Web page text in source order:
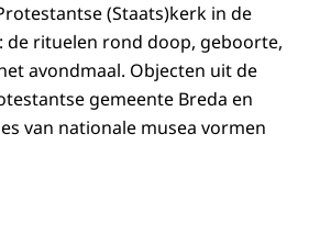
(Staats)kerk in de
de rituelen rond doop, geboorte,
avondmaal. Objecten uit de
gemeente Breda en
van nationale musea vormen